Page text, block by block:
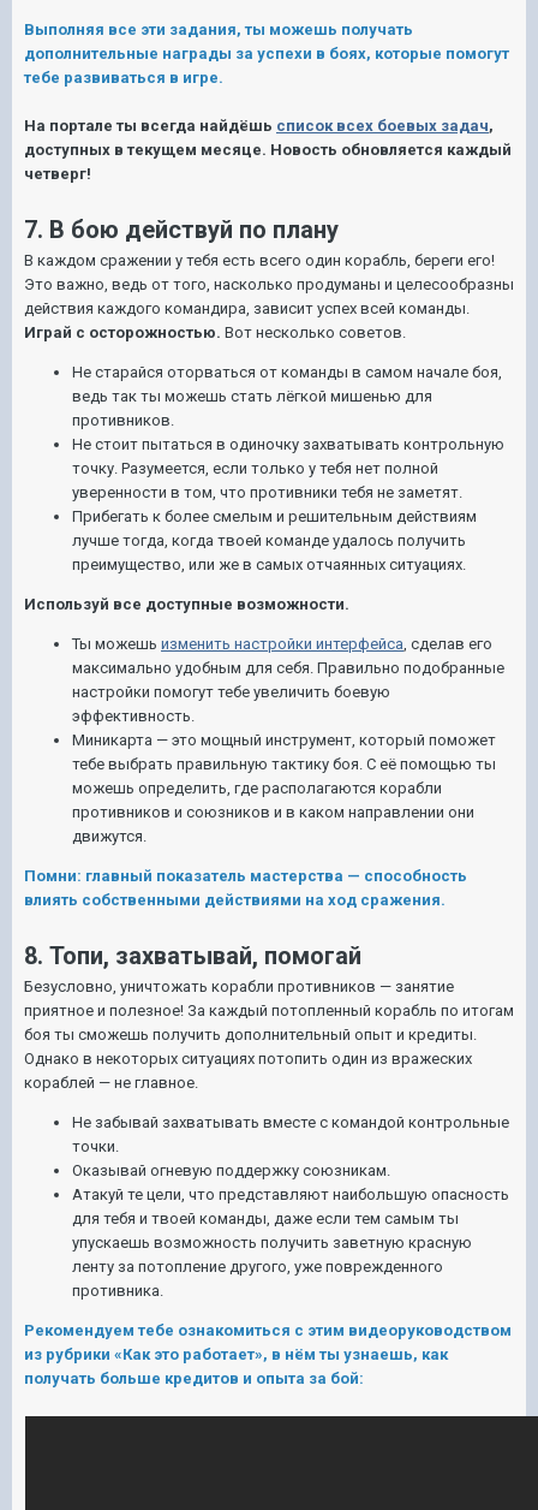
Выполняя все эти задания, ты можешь получать
дополнительные награды за успехи в боях, которые помогут
тебе развиваться в игре.
На портале ты всегда найдёшь список всех боевых задач,
доступных в текущем месяце. Новость обновляется каждый
четверг!
7. В бою действуй по плану
В каждом сражении у тебя есть всего один корабль, береги его!
Это важно, ведь от того, насколько продуманы и целесообразны
действия каждого командира, зависит успех всей команды.
Играй с осторожностью. Вот несколько советов.
Не старайся оторваться от команды в самом начале боя,
ведь так ты можешь стать лёгкой мишенью для
противников.
Не стоит пытаться в одиночку захватывать контрольную
точку. Разумеется, если только у тебя нет полной
уверенности в том, что противники тебя не заметят.
Прибегать к более смелым и решительным действиям
лучше тогда, когда твоей команде удалось получить
преимущество, или же в самых отчаянных ситуациях.
Используй все доступные возможности.
Ты можешь изменить настройки интерфейса , сделав его
максимально удобным для себя. Правильно подобранные
настройки помогут тебе увеличить боевую
эффективность.
Миникарта — это мощный инструмент, который поможет
тебе выбрать правильную тактику боя. С её помощью ты
можешь определить, где располагаются корабли
противников и союзников и в каком направлении они
движутся.
Помни: главный показатель мастерства — способность
влиять собственными действиями на ход сражения.
8. Топи, захватывай, помогай
Безусловно, уничтожать корабли противников — занятие
приятное и полезное! За каждый потопленный корабль по итогам
боя ты сможешь получить дополнительный опыт и кредиты.
Однако в некоторых ситуациях потопить один из вражеских
кораблей — не главное.
Не забывай захватывать вместе с командой контрольные
точки.
Оказывай огневую поддержку союзникам.
Атакуй те цели, что представляют наибольшую опасность
для тебя и твоей команды, даже если тем самым ты
упускаешь возможность получить заветную красную
ленту за потопление другого, уже поврежденного
противника.
Рекомендуем тебе ознакомиться с этим видеоруководством
из рубрики «Как это работает», в нём ты узнаешь, как
получать больше кредитов и опыта за бой: